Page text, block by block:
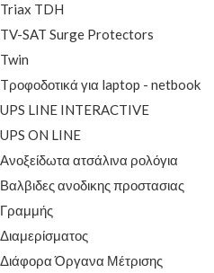
Triax TDH
TV-SAT Surge Protectors
Twin
Tροφοδοτικά για laptop - netbook
UPS LINE INTERACTIVE
UPS ON LINE
Ανοξείδωτα ατσάλινα ρολόγια
Βαλβιδες ανοδικης προστασιας
Γραμμής
Διαμερίσματος
Διάφορα Όργανα Μέτρισης